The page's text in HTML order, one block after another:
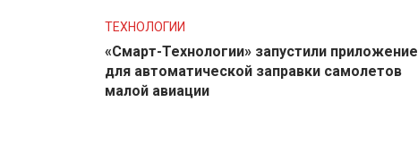
ТЕХНОЛОГИИ
«Смарт-Технологии» запустили приложение
для автоматической заправки самолетов
малой авиации